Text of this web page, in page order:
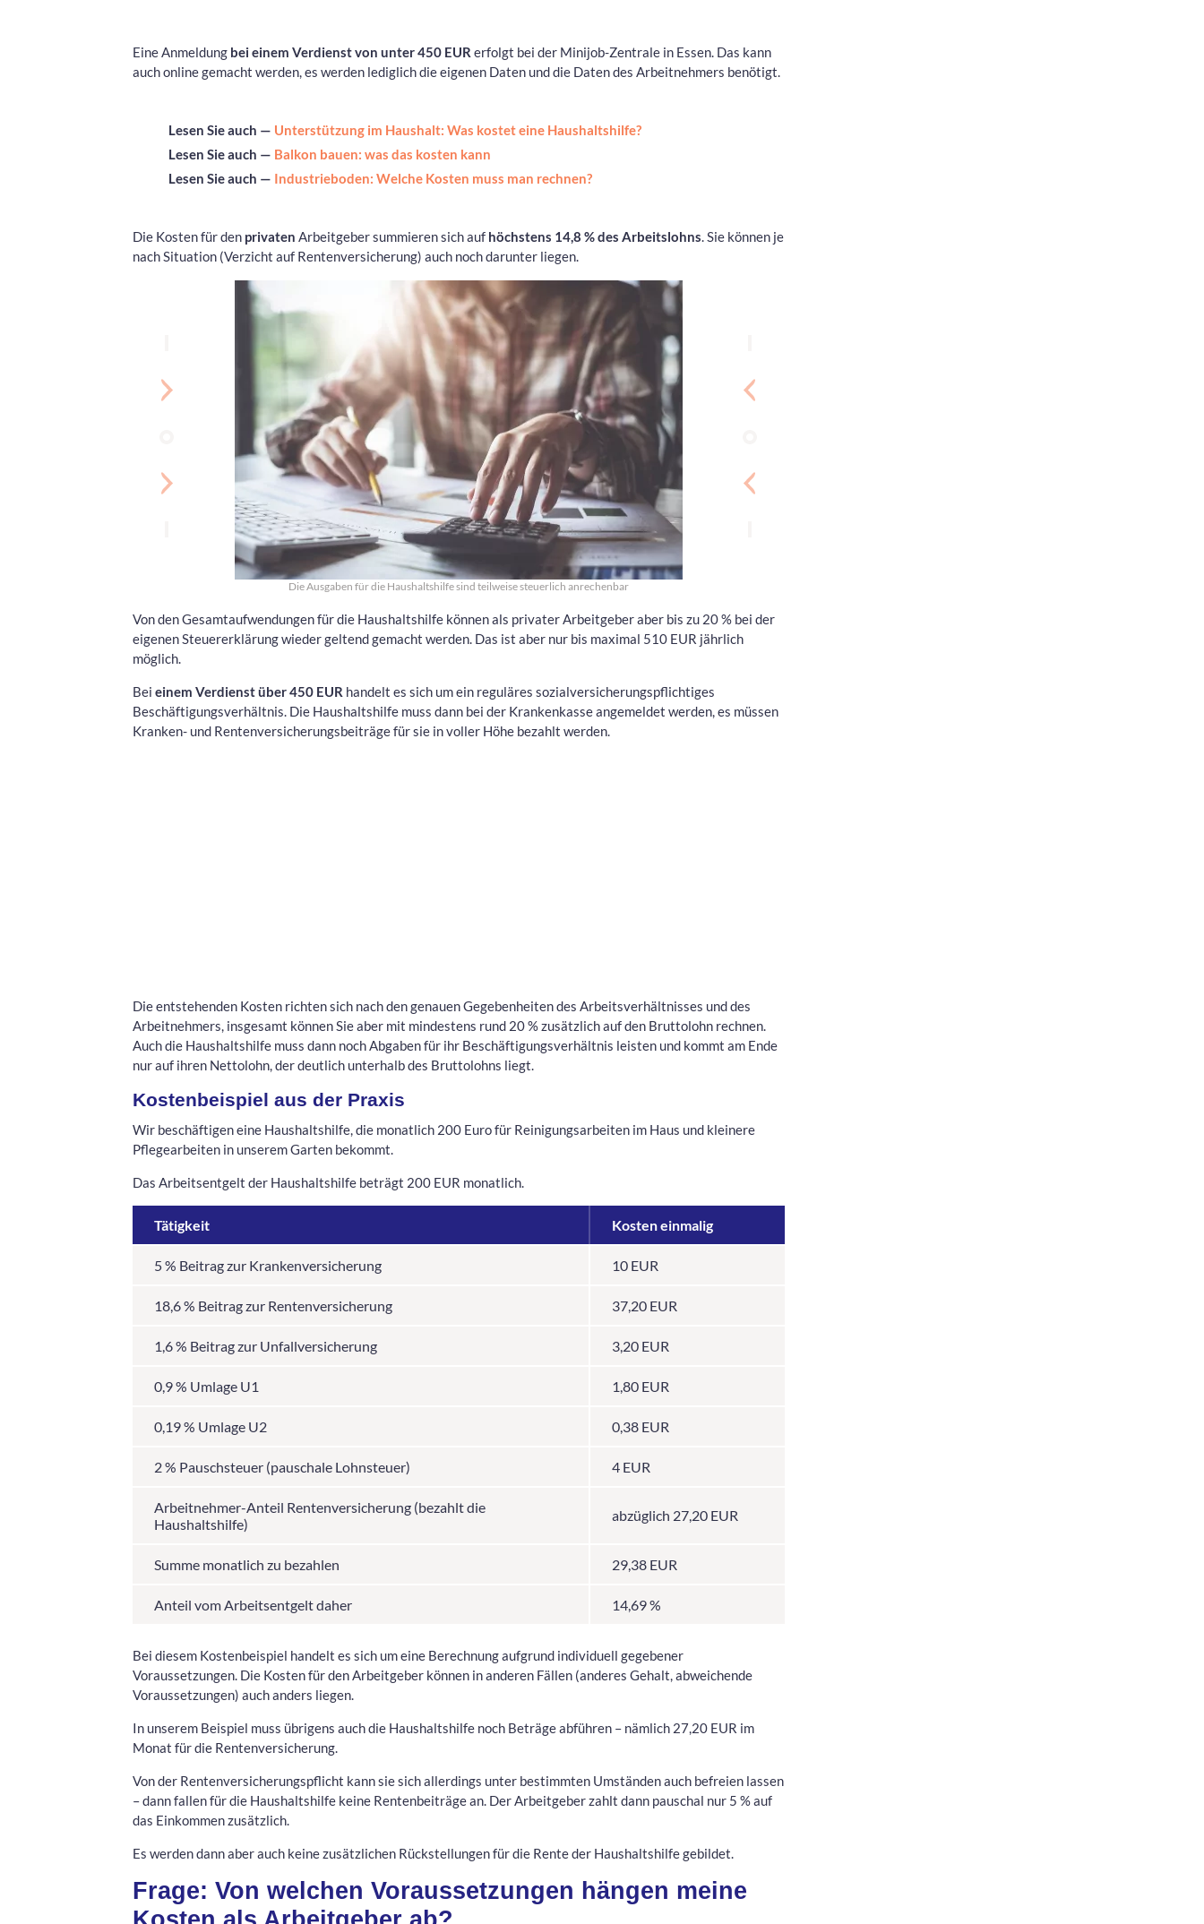
Eine Anmeldung bei einem Verdienst von unter 450 EUR erfolgt bei der Minijob-Zentrale in Essen. Das kann
auch online gemacht werden, es werden lediglich die eigenen Daten und die Daten des Arbeitnehmers benötigt.
Lesen Sie auch — Unterstützung im Haushalt: Was kostet eine Haushaltshilfe?
Lesen Sie auch — Balkon bauen: was das kosten kann
Lesen Sie auch — Industrieboden: Welche Kosten muss man rechnen?
Die Kosten für den privaten Arbeitgeber summieren sich auf höchstens 14,8 % des Arbeitslohns. Sie können je
nach Situation (Verzicht auf Rentenversicherung) auch noch darunter liegen.
Die Ausgaben für die Haushaltshilfe sind teilweise steuerlich anrechenbar
Von den Gesamtaufwendungen für die Haushaltshilfe können als privater Arbeitgeber aber bis zu 20 % bei der
eigenen Steuererklärung wieder geltend gemacht werden. Das ist aber nur bis maximal 510 EUR jährlich
möglich.
Bei einem Verdienst über 450 EUR handelt es sich um ein reguläres sozialversicherungspflichtiges
Beschäftigungsverhältnis. Die Haushaltshilfe muss dann bei der Krankenkasse angemeldet werden, es müssen
Kranken- und Rentenversicherungsbeiträge für sie in voller Höhe bezahlt werden.
Die entstehenden Kosten richten sich nach den genauen Gegebenheiten des Arbeitsverhältnisses und des
Arbeitnehmers, insgesamt können Sie aber mit mindestens rund 20 % zusätzlich auf den Bruttolohn rechnen.
Auch die Haushaltshilfe muss dann noch Abgaben für ihr Beschäftigungsverhältnis leisten und kommt am Ende
nur auf ihren Nettolohn, der deutlich unterhalb des Bruttolohns liegt.
Kostenbeispiel aus der Praxis
Wir beschäftigen eine Haushaltshilfe, die monatlich 200 Euro für Reinigungsarbeiten im Haus und kleinere
Pflegearbeiten in unserem Garten bekommt.
Das Arbeitsentgelt der Haushaltshilfe beträgt 200 EUR monatlich.
Tätigkeit Kosten einmalig
5 % Beitrag zur Krankenversicherung 10 EUR
18,6 % Beitrag zur Rentenversicherung 37,20 EUR
1,6 % Beitrag zur Unfallversicherung 3,20 EUR
0,9 % Umlage U1 1,80 EUR
0,19 % Umlage U2 0,38 EUR
2 % Pauschsteuer (pauschale Lohnsteuer) 4 EUR
Arbeitnehmer-Anteil Rentenversicherung (bezahlt die
Haushaltshilfe)
abzüglich 27,20 EUR
Summe monatlich zu bezahlen 29,38 EUR
Anteil vom Arbeitsentgelt daher 14,69 %
Bei diesem Kostenbeispiel handelt es sich um eine Berechnung aufgrund individuell gegebener
Voraussetzungen. Die Kosten für den Arbeitgeber können in anderen Fällen (anderes Gehalt, abweichende
Voraussetzungen) auch anders liegen.
In unserem Beispiel muss übrigens auch die Haushaltshilfe noch Beträge abführen – nämlich 27,20 EUR im
Monat für die Rentenversicherung.
Von der Rentenversicherungspflicht kann sie sich allerdings unter bestimmten Umständen auch befreien lassen
– dann fallen für die Haushaltshilfe keine Rentenbeiträge an. Der Arbeitgeber zahlt dann pauschal nur 5 % auf
das Einkommen zusätzlich.
Es werden dann aber auch keine zusätzlichen Rückstellungen für die Rente der Haushaltshilfe gebildet.
Frage: Von welchen Voraussetzungen hängen meine